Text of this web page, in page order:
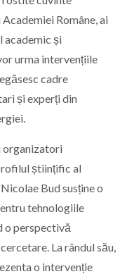
Române, ai
academic și
urma intervențiile
cadre
și experți din
organizatori
științific al
Bud susține o
tehnologiile
o perspectivă
La rândul său,
o intervenție